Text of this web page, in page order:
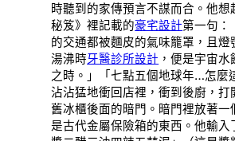
時聽到的家傳預言不謀而合。他想
秘笈》裡記載的豪宅設計第一句：
的交通都被麵皮的氣味籠罩，且燈
湯沸時牙醫診所設計 ，便是宇宙
之時。」「七點五個地球年…怎麼
沾沾猛地衝回店裡，衝到後廚，打
舊冰櫃後面的暗門。暗門裡放著一
是古代金屬保險箱的東西。他輸入